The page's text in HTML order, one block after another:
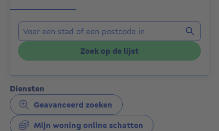
Locaties
Zoek op de lijst
Diensten
Geavanceerd zoeken
Mijn woning online schatten